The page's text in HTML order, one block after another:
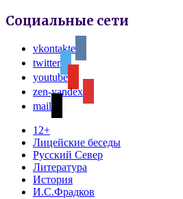
Социальные сети
vkontakte
twitter
youtube
zen-yandex
mail
12+
Лицейские беседы
Русский Север
Литература
История
И.С.Фрадков